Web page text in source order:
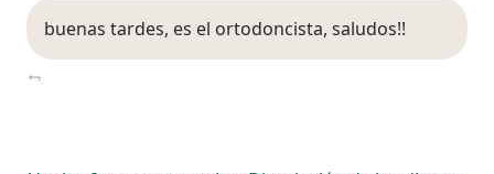
buenas tardes, es el ortodoncista, saludos!!